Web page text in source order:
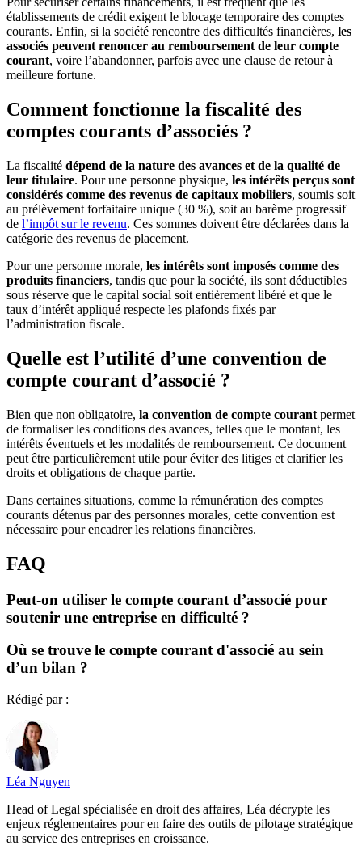
établissements de crédit exigent le blocage temporaire des comptes
courants. Enfin, si la société rencontre des difficultés financières, les
associés peuvent renoncer au remboursement de leur compte
courant, voire l’abandonner, parfois avec une clause de retour à
meilleure fortune.
Comment fonctionne la fiscalité des
comptes courants d’associés ?
La fiscalité dépend de la nature des avances et de la qualité de
leur titulaire. Pour une personne physique, les intérêts perçus sont
considérés comme des revenus de capitaux mobiliers, soumis soit
au prélèvement forfaitaire unique (30 %), soit au barème progressif
de l’impôt sur le revenu. Ces sommes doivent être déclarées dans la
catégorie des revenus de placement.
Pour une personne morale, les intérêts sont imposés comme des
produits financiers, tandis que pour la société, ils sont déductibles
sous réserve que le capital social soit entièrement libéré et que le
taux d’intérêt appliqué respecte les plafonds fixés par
l’administration fiscale.
Quelle est l’utilité d’une convention de
compte courant d’associé ?
Bien que non obligatoire, la convention de compte courant permet
de formaliser les conditions des avances, telles que le montant, les
intérêts éventuels et les modalités de remboursement. Ce document
peut être particulièrement utile pour éviter des litiges et clarifier les
droits et obligations de chaque partie.
Dans certaines situations, comme la rémunération des comptes
courants détenus par des personnes morales, cette convention est
nécessaire pour encadrer les relations financières.
FAQ
Peut-on utiliser le compte courant d’associé pour
soutenir une entreprise en difficulté ?
Où se trouve le compte courant d'associé au sein
d’un bilan ?
Rédigé par :
Léa Nguyen
Head of Legal spécialisée en droit des affaires, Léa décrypte les
enjeux réglementaires pour en faire des outils de pilotage stratégique
au service des entreprises en croissance.